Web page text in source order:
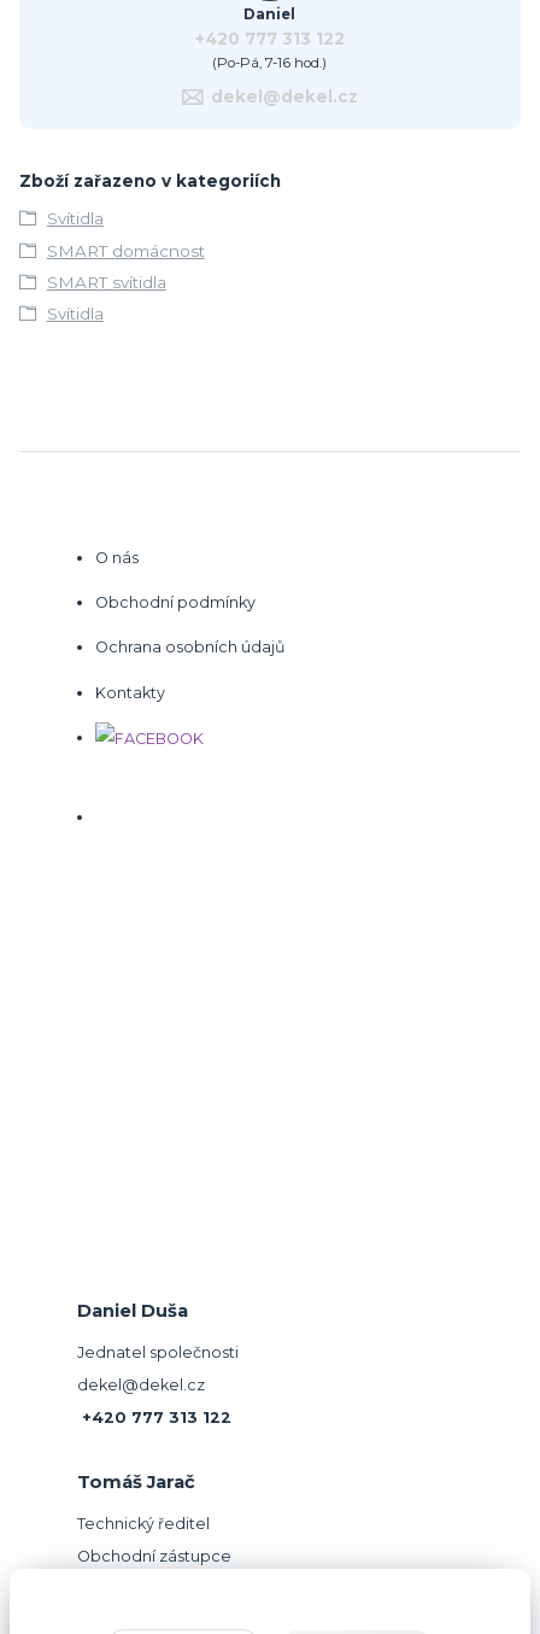
Daniel
+420 777 313 122
(Po-Pá, 7-16 hod.)
dekel@dekel.cz
Zboží zařazeno v kategoriích
Svítidla
SMART domácnost
SMART svítidla
Svítidla
O nás
Obchodní podmínky
Ochrana osobních údajů
Kontakty
Daniel Duša
Jednatel společnosti
dekel@dekel.cz
+420 777 313 122
Tomáš Jarač
Technický ředitel
Obchodní zástupce